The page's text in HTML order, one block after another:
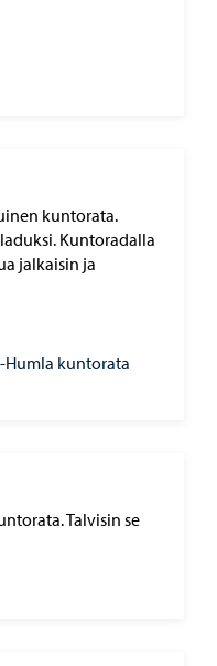
kuntorata.
Kuntoradalla
jalkaisin ja
kuntorata
Talvisin se